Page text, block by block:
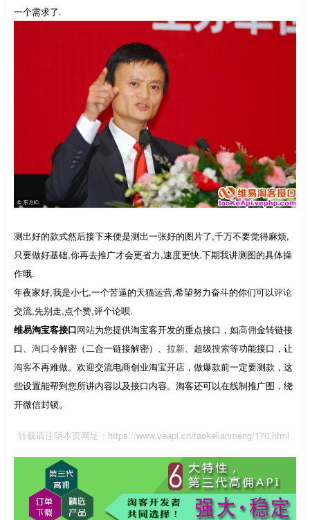
一个需求了.
测出好的款式然后接下来便是测出一张好的图片了,千万不要觉得麻烦,
只要做好基础,你再去推广才会更省力,速度更快.下期我讲测图的具体操
作哦.
年夜家好,我是小七,一个苦逼的天猫运营,希望努力奋斗的你们可以评论
交流,先别走,点个赞,评个论呗.
维易淘宝客接口网站为您提供淘宝客开发的重点接口，如高佣金转链接
口、 淘口令解密（二合一链接解密）、 拉新、超级搜索等功能接口，让
淘客不再难做。欢迎交流电商创业淘宝开店，做爆款前一定要测款，这
些设置能帮到您所讲内容以及接口内容。淘客还可以在线制推广图，绕
开微信封锁。
转载请注明本页网址： https://www.veapi.cn/taokelianmeng/170.html